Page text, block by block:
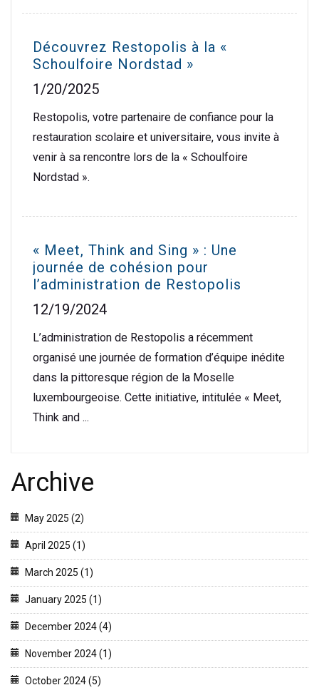
Découvrez Restopolis à la «
Schoulfoire Nordstad »
1/20/2025
Restopolis, votre partenaire de confiance pour la
restauration scolaire et universitaire, vous invite à
venir à sa rencontre lors de la « Schoulfoire
Nordstad ».
« Meet, Think and Sing » : Une
journée de cohésion pour
l’administration de Restopolis
12/19/2024
L’administration de Restopolis a récemment
organisé une journée de formation d’équipe inédite
dans la pittoresque région de la Moselle
luxembourgeoise. Cette initiative, intitulée « Meet,
Think and ...
Archive
May 2025 (2)
April 2025 (1)
March 2025 (1)
January 2025 (1)
December 2024 (4)
November 2024 (1)
October 2024 (5)